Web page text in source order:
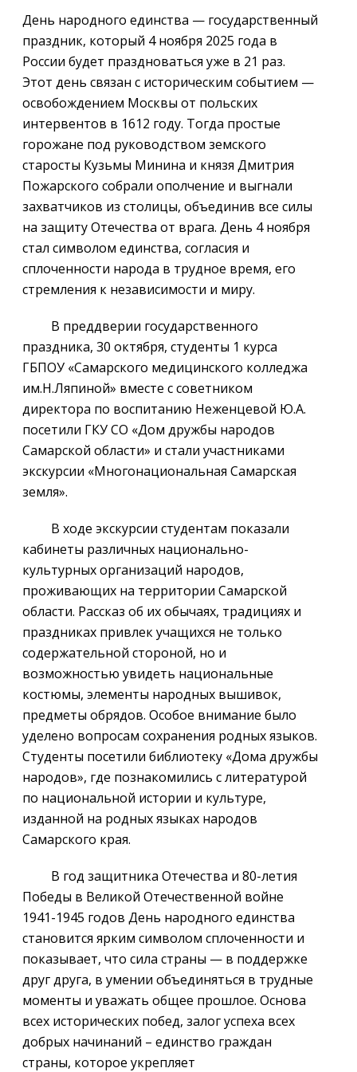
День народного единства — государственный
праздник, который 4 ноября 2025 года в
России будет праздноваться уже в 21 раз.
Этот день связан с историческим событием —
освобождением Москвы от польских
интервентов в 1612 году. Тогда простые
горожане под руководством земского
старосты Кузьмы Минина и князя Дмитрия
Пожарского собрали ополчение и выгнали
захватчиков из столицы, объединив все силы
на защиту Отечества от врага. День 4 ноября
стал символом единства, согласия и
сплоченности народа в трудное время, его
стремления к независимости и миру.
В преддверии государственного
праздника, 30 октября, студенты 1 курса
ГБПОУ «Самарского медицинского колледжа
им.Н.Ляпиной» вместе с советником
директора по воспитанию Неженцевой Ю.А.
посетили ГКУ СО «Дом дружбы народов
Самарской области» и стали участниками
экскурсии «Многонациональная Самарская
земля».
В ходе экскурсии студентам показали
кабинеты различных национально-
культурных организаций народов,
проживающих на территории Самарской
области. Рассказ об их обычаях, традициях и
праздниках привлек учащихся не только
содержательной стороной, но и
возможностью увидеть национальные
костюмы, элементы народных вышивок,
предметы обрядов. Особое внимание было
уделено вопросам сохранения родных языков.
Студенты посетили библиотеку «Дома дружбы
народов», где познакомились с литературой
по национальной истории и культуре,
изданной на родных языках народов
Самарского края.
В год защитника Отечества и 80-летия
Победы в Великой Отечественной войне
1941-1945 годов День народного единства
становится ярким символом сплоченности и
показывает, что сила страны — в поддержке
друг друга, в умении объединяться в трудные
моменты и уважать общее прошлое. Основа
всех исторических побед, залог успеха всех
добрых начинаний – единство граждан
страны, которое укрепляет